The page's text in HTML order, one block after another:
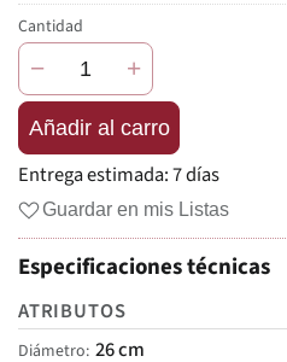
Cantidad
− +
Añadir al carro
Entrega estimada:7 días
Guardar en mis Listas
Especificaciones técnicas
ATRIBUTOS
Diámetro 26 cm